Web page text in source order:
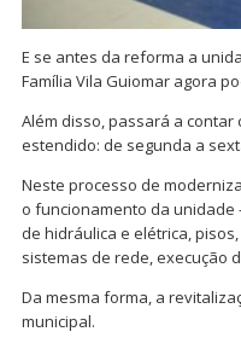
E se antes da reforma a
Família Vila Guiomar agora
Além disso, passará a
estendido: de segunda a
Neste processo de
o funcionamento da
de hidráulica e elétrica,
sistemas de rede, execução
Da mesma forma, a
municipal.